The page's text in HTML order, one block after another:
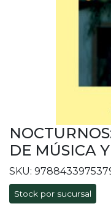
DE MÚSICA
SKU:
Stock por sucursal